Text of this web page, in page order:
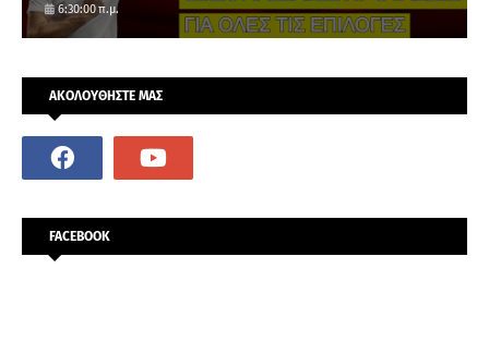
6:30:00 π.μ.
ΑΚΟΛΟΥΘΗΣΤΕ ΜΑΣ
FACEBOOK